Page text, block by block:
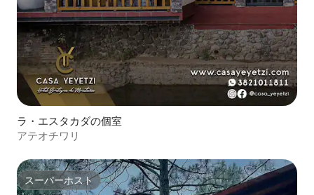
ラ・エスタカダの個室
アテオチワリ
スーパーホスト
スーパーホスト